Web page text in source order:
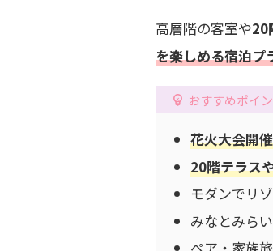
高層階の客室や20
を楽しめる宿泊プ
おすすめポイ
花火大会開
20階テラス
モダンでリ
みなとみら